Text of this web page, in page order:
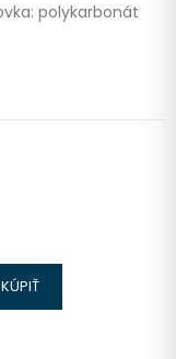
polykarbonát
KÚPIŤ